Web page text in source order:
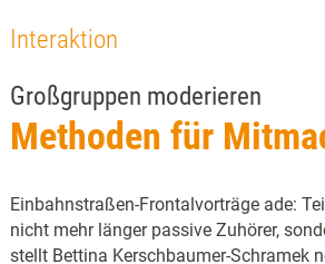
Interaktion
Großgruppen moderieren
Methoden für
Einbahnstraßen-Frontalvorträge ade:
nicht mehr länger passive Zuhörer,
stellt Bettina Kerschbaumer-Schramek